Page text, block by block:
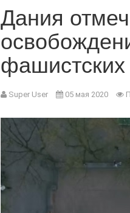
Дания
фашистских
Super User 05 мая 2020